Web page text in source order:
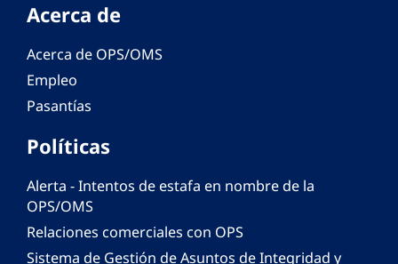
Acerca de
Acerca de OPS/OMS
Empleo
Pasantías
Políticas
Alerta - Intentos de estafa en nombre de la
OPS/OMS
Relaciones comerciales con OPS
Sistema de Gestión de Asuntos de Integridad y